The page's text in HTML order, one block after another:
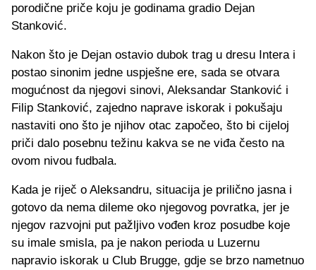
porodične priče koju je godinama gradio Dejan
Stanković.
Nakon što je Dejan ostavio dubok trag u dresu Intera i
postao sinonim jedne uspješne ere, sada se otvara
mogućnost da njegovi sinovi, Aleksandar Stanković i
Filip Stanković, zajedno naprave iskorak i pokušaju
nastaviti ono što je njihov otac započeo, što bi cijeloj
priči dalo posebnu težinu kakva se ne viđa često na
ovom nivou fudbala.
Kada je riječ o Aleksandru, situacija je prilično jasna i
gotovo da nema dileme oko njegovog povratka, jer je
njegov razvojni put pažljivo vođen kroz posudbe koje
su imale smisla, pa je nakon perioda u Luzernu
napravio iskorak u Club Brugge, gdje se brzo nametnuo